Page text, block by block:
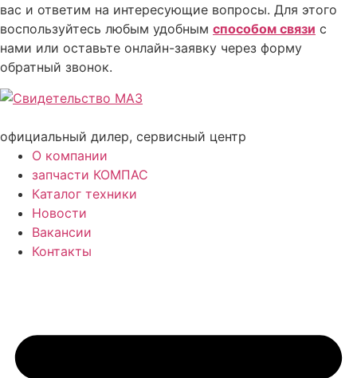
вас и ответим на интересующие вопросы. Для этого
воспользуйтесь любым удобным способом связи с
нами или оставьте онлайн-заявку через форму
обратный звонок.
официальный дилер, сервисный центр
О компании
запчасти КОМПАС
Каталог техники
Новости
Вакансии
Контакты